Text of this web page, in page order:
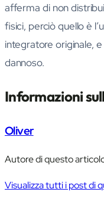
afferma di non
fisici, perciò quello è
integratore originale,
dannoso.
Informazioni
Oliver
Autore di questo
Visualizza tutti i post di